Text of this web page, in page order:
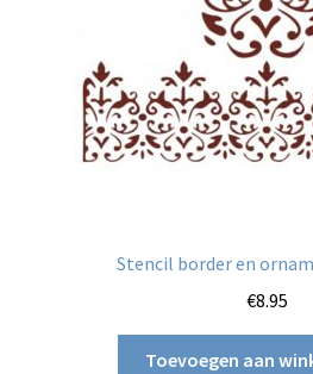
Stencil border en
€8.95
Toevoegen aan